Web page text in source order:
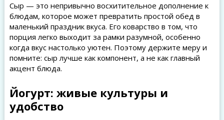
Сыр — это непривычно восхитительное дополнение к
блюдам, которое может превратить простой обед в
маленький праздник вкуса. Его коварство в том, что
порция легко выходит за рамки разумной, особенно
когда вкус настолько уютен. Поэтому держите меру и
помните: сыр лучше как компонент, а не как главный
акцент блюда.
Йогурт: живые культуры и
удобство